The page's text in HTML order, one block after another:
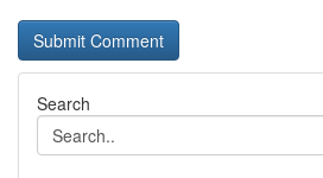
Search